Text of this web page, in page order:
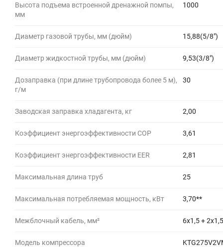
Высота подъема встроенной дренажной помпы,
мм
1000
Диаметр газовой трубы, мм (дюйм) 15,88(5/8")
Диаметр жидкостной трубы, мм (дюйм) 9,53(3/8")
Дозаправка (при длине трубопровода более 5 м),
г/м
30
Заводская заправка хладагента, кг 2,00
Коэффициент энергоэффективности COP 3,61
Коэффициент энергоэффективности EER 2,81
Максимальная длина труб 25
Максимальная потребляемая мощность, кВт 3,70**
Межблочный кабель, мм² 6х1,5 + 2х1,5
Модель компрессора